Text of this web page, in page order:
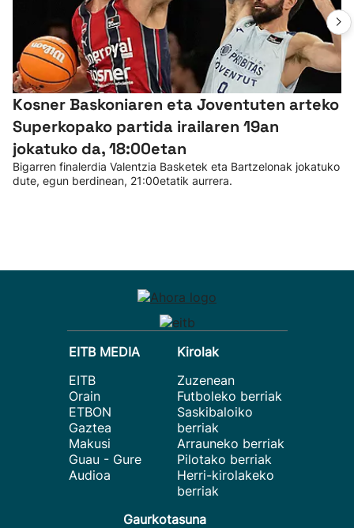
Kosner Baskoniaren eta Joventuten arteko
Superkopako partida irailaren 19an
jokatuko da, 18:00etan
Bigarren finalerdia Valentzia Basketek eta Bartzelonak jokatuko
dute, egun berdinean, 21:00etatik aurrera.
EITB MEDIA
EITB
Orain
ETBON
Gaztea
Makusi
Guau - Gure
Audioa
Kirolak
Zuzenean
Futboleko berriak
Saskibaloiko
berriak
Arrauneko berriak
Pilotako berriak
Herri-kirolakeko
berriak
Gaurkotasuna